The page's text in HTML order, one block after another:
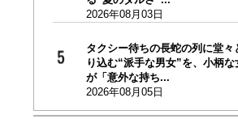
2026年08月03日
タクシー待ちの長蛇の列に堂々
り込む“派手な男女”を、小柄な
が「意外な持ち...
2026年08月05日